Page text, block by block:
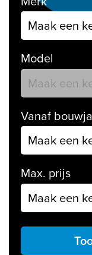
Model
Vanaf
Max. prijs